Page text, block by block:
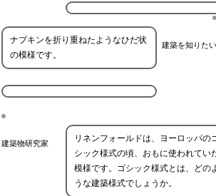
建築を知りたい
ナプキンを折り重ねたようなひだ状
の模様です。
建築物研究家
リネンフォールドは、ヨーロッパの
シック様式の頃、おもに使われてい
模様です。ゴシック様式とは、どの
うな建築様式でしょうか。